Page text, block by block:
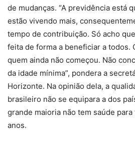
de mudanças. “A previdência está
estão vivendo mais,
tempo de contribuição. Só acho
feita de forma a beneficiar a todos.
quem ainda não começou. Não
da idade mínima”, pondera a
Horizonte. Na opinião dela, a
brasileiro não se equipara a dos
grande maioria não tem saúde
anos.